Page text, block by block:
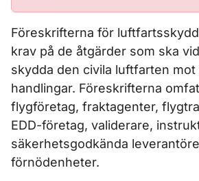
Föreskrifterna för
krav på de åtgärder som ska
skydda den civila luftfarten mot
handlingar. Föreskrifterna
flygföretag, fraktagenter,
EDD-företag, validerare,
säkerhetsgodkända
förnödenheter.